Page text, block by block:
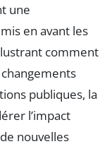
une
en avant les
comment
changements
publiques, la
l’impact
nouvelles